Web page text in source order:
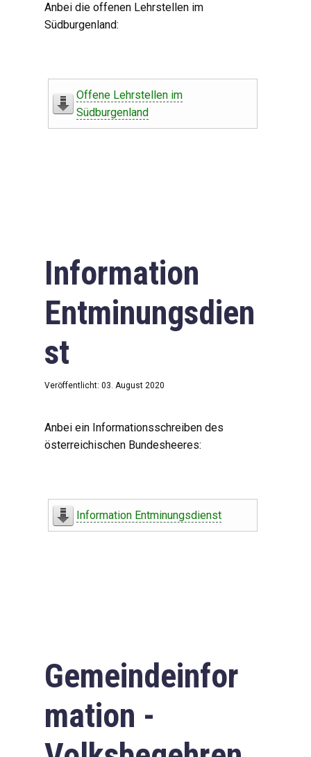
Anbei die offenen Lehrstellen im
Südburgenland:
Offene Lehrstellen im
Südburgenland
Information
Entminungsdien
st
Veröffentlicht: 03. August 2020
Anbei ein Informationsschreiben des
österreichischen Bundesheeres:
Information Entminungsdienst
Gemeindeinfor
mation -